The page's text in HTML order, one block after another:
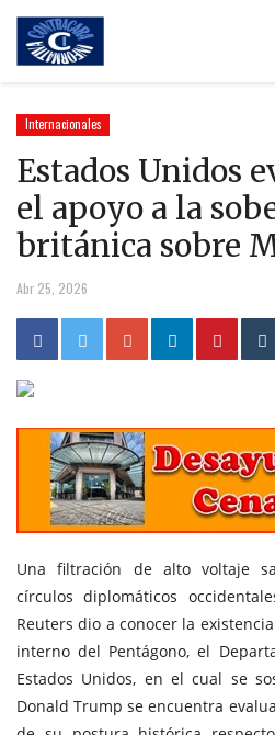
Internacionales
Estados Unidos
el apoyo a la
británica sobre
Abr 25, 2026
Una filtración de alto voltaje
círculos diplomáticos
Reuters dio a conocer la
interno del Pentágono, el
Estados Unidos, en el cual se
Donald Trump se encuentra